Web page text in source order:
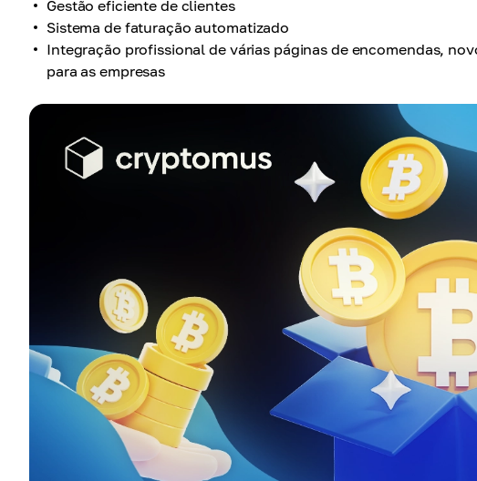
Gestão eficiente de clientes
Sistema de faturação automatizado
Integração profissional de várias páginas de encomendas,
para as empresas